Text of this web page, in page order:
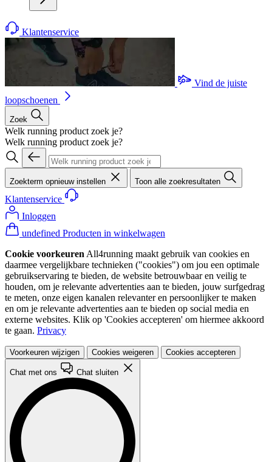
Klantenservice
Vind de juiste
loopschoenen
Zoek
Welk running product zoek je?
Welk running product zoek je?
Zoekterm opnieuw instellen Toon alle zoekresultaten
Klantenservice
Inloggen
undefined Producten in winkelwagen
Cookie voorkeuren All4running maakt gebruik van cookies en
daarmee vergelijkbare technieken ("cookies") om jou een optimale
gebruikservaring te bieden, de website betrouwbaar en veilig te
houden, om je relevante advertenties aan te bieden, jouw surfgedrag
te meten, onze eigen kanalen relevanter en persoonlijker te maken
en om je relevante advertenties aan te bieden op social media en
externe websites. Klik op 'Cookies accepteren' om hiermee akkoord
te gaan. Privacy
Voorkeuren wijzigen Cookies weigeren Cookies accepteren
Chat met ons Chat sluiten